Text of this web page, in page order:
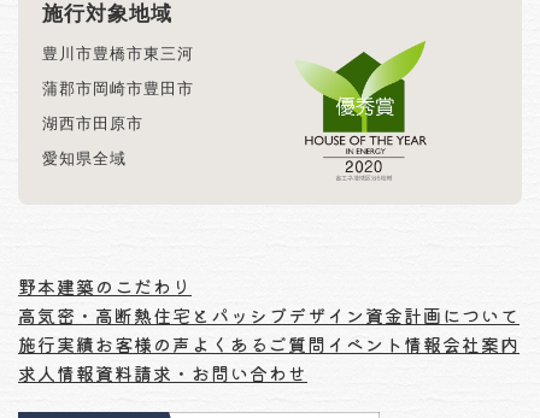
施行対象地域
豊川市豊橋市東三河
蒲郡市 岡崎市豊田市
湖西市 田原市
愛知県全域
野本建築のこだわり
高気密・高断熱住宅とパッシブデザイン資金計画について
施行実績お客様の声よくあるご質問 イベント情報会社案内
求人情報資料請求・お問い合わせ